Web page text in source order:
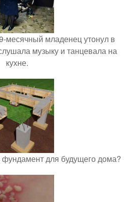
месячный младенец утонул в
музыку и танцевала на
кухне.
для будущего дома?